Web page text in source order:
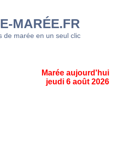
MARÉE.FR
de marée en un seul clic
Marée aujourd'hui
jeudi 6 août 2026